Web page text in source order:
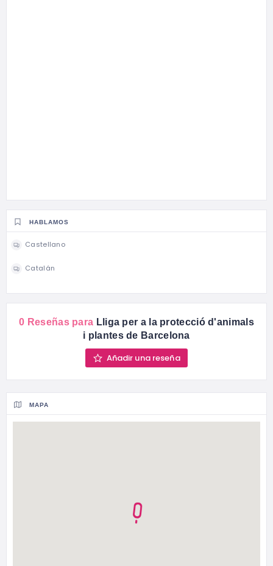
HABLAMOS
Castellano
Catalán
0 Reseñas para Lliga per a la protecció d'animals
i plantes de Barcelona
Añadir una reseña
MAPA